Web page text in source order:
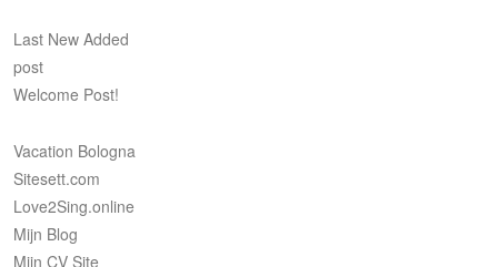
Last New Added
post
Welcome Post!
Vacation Bologna
Sitesett.com
Love2Sing.online
Mijn Blog
Mijn CV Site